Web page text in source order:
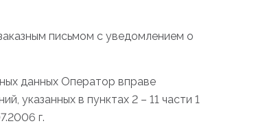
письмом с уведомлением о
данных Оператор вправе
указанных в пунктах 2 – 11 части 1
г.